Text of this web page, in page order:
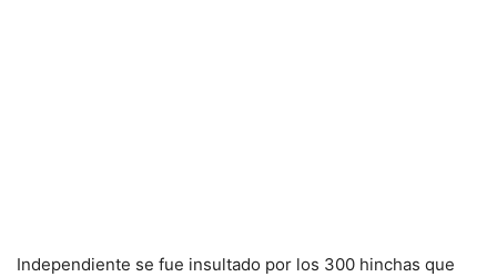
Independiente se fue insultado por los 300 hinchas que